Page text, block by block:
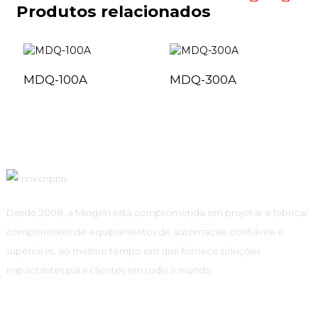
Produtos relacionados
MDQ-100A MDQ-300A
Desde 2008, a Mingxin está comprometida em projetar e fabricar
componentes de equipamentos de automação confiáveis ​​e
superiores, ao mesmo tempo em que fornece soluções
impactantes para clientes em todo o mundo.